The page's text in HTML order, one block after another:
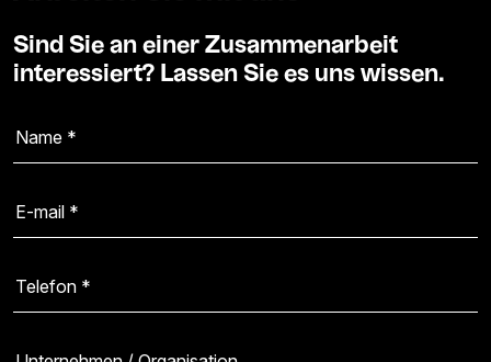
Sind Sie an einer Zusammenarbeit
interessiert? Lassen Sie es uns wissen.